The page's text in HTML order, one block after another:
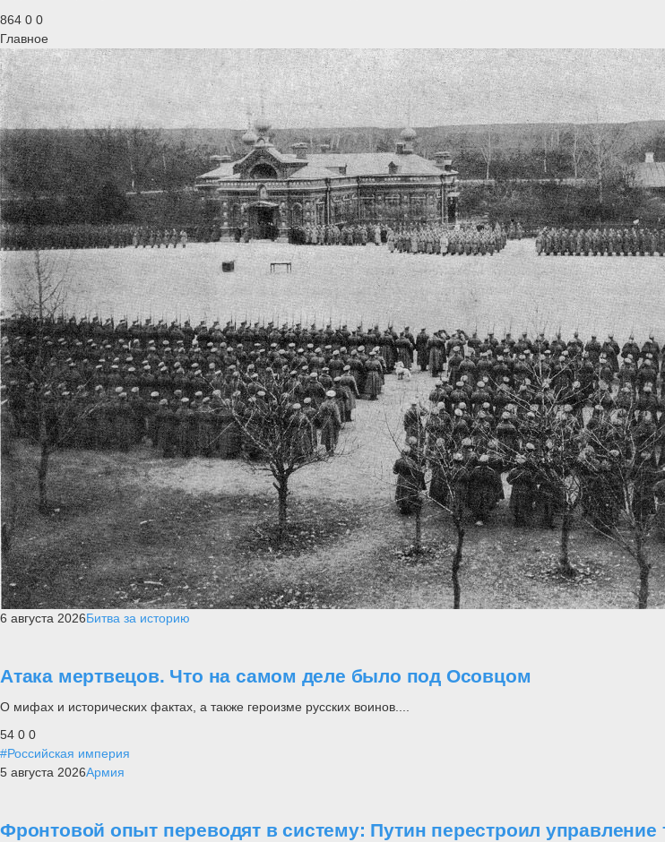
864 0 0
Главное
6 августа 2026Битва за историю
Атака мертвецов. Что на самом деле было под Осовцом
О мифах и исторических фактах, а также героизме русских воинов....
54 0 0
#Российская империя
5 августа 2026Армия
Фронтовой опыт переводят в систему: Путин перестроил